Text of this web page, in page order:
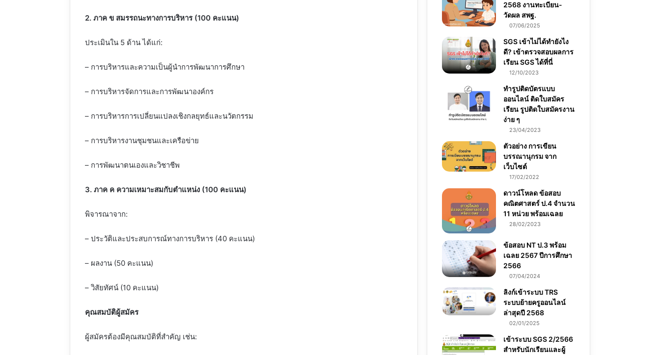
2. ภาค ข สมรรถนะทางการบริหาร (100 คะแนน)
ประเมินใน 5 ด้าน ได้แก่:
– การบริหารและความเป็นผู้นำการพัฒนาการศึกษา
– การบริหารจัดการและการพัฒนาองค์กร
– การบริหารการเปลี่ยนแปลงเชิงกลยุทธ์และนวัตกรรม
– การบริหารงานชุมชนและเครือข่าย
– การพัฒนาตนเองและวิชาชีพ
3. ภาค ค ความเหมาะสมกับตำแหน่ง (100 คะแนน)
พิจารณาจาก:
– ประวัติและประสบการณ์ทางการบริหาร (40 คะแนน)
– ผลงาน (50 คะแนน)
– วิสัยทัศน์ (10 คะแนน)
คุณสมบัติผู้สมัคร
ผู้สมัครต้องมีคุณสมบัติที่สำคัญ เช่น:
2568 งานทะเบียน-
วัดผล สพฐ.
07/06/2025
SGS เข้าไม่ได้ทำยังไง
ดี? เข้าตรวจสอบผลการ
เรียน SGS ได้ที่นี่
12/10/2023
ทำรูปติดบัตรแบบ
ออนไลน์ ติดใบสมัคร
เรียน รูปติดใบสมัครงาน
ง่าย ๆ
23/04/2023
ตัวอย่าง การเขียน
บรรณานุกรม จาก
เว็บไซต์
17/02/2022
ดาวน์โหลด ข้อสอบ
คณิตศาสตร์ ป.4 จำนวน
11 หน่วย พร้อมเฉลย
28/02/2023
ข้อสอบ NT ป.3 พร้อม
เฉลย 2567 ปีการศึกษา
2566
07/04/2024
ลิงก์เข้าระบบ TRS
ระบบย้ายครูออนไลน์
ล่าสุดปี 2568
02/01/2025
เข้าระบบ SGS 2/2566
สำหรับนักเรียนและผู้